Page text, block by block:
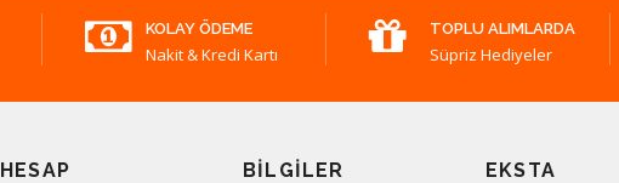
KOLAY ÖDEME
Nakit & Kredi Kartı
TOPLU ALIMLARDA
Süpriz Hediyeler
HESAP BILGILER EKSTA